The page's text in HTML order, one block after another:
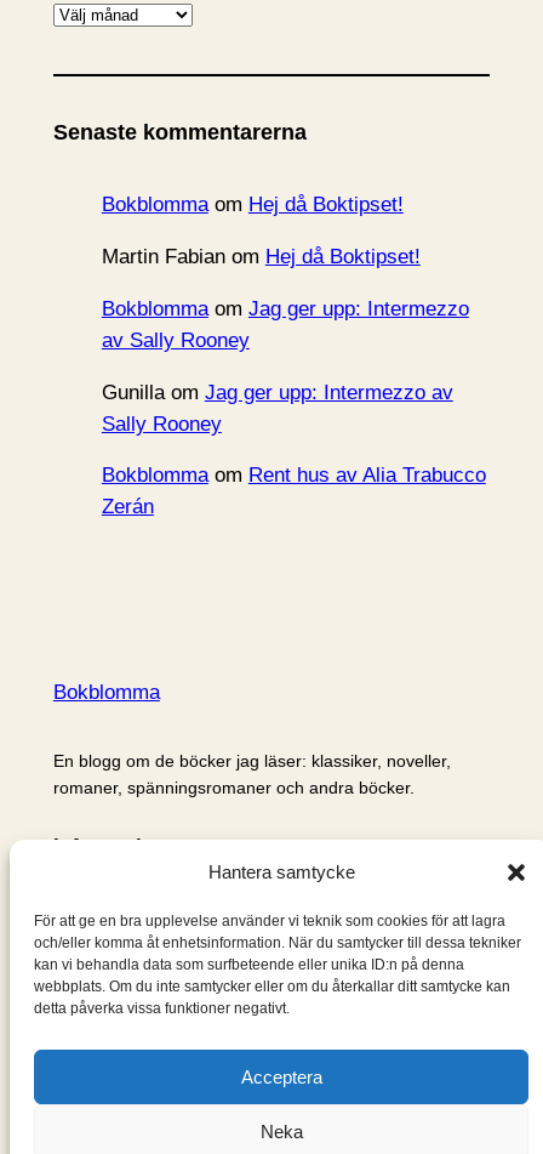
Hantera samtycke
För att ge en bra upplevelse använder vi teknik som cookies för att lagra
och/eller komma åt enhetsinformation. När du samtycker till dessa tekniker
kan vi behandla data som surfbeteende eller unika ID:n på denna
webbplats. Om du inte samtycker eller om du återkallar ditt samtycke kan
detta påverka vissa funktioner negativt.
Acceptera
Neka
A
k
v
Senaste kommentarerna
Bokblommaom Hej då Boktipset!
Martin Fabianom Hej då Boktipset!
Bokblommaom Jag ger upp: Intermezzo
av Sally Rooney
Gunillaom Jag ger upp: Intermezzo av
Sally Rooney
Bokblommaom Rent hus av Alia Trabucco
Zerán
Bokblomma
En blogg om de böcker jag läser: klassiker, noveller,
romaner, spänningsromaner och andra böcker.
Information
Om mig & om bloggen
S
ö
k